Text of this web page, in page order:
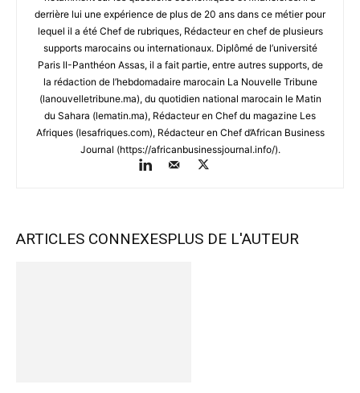
derrière lui une expérience de plus de 20 ans dans ce métier pour
lequel il a été Chef de rubriques, Rédacteur en chef de plusieurs
supports marocains ou internationaux. Diplômé de l’université
Paris II-Panthéon Assas, il a fait partie, entre autres supports, de
la rédaction de l’hebdomadaire marocain La Nouvelle Tribune
(lanouvelletribune.ma), du quotidien national marocain le Matin
du Sahara (lematin.ma), Rédacteur en Chef du magazine Les
Afriques (lesafriques.com), Rédacteur en Chef d’African Business
Journal (https://africanbusinessjournal.info/).
ARTICLES CONNEXESPLUS DE L'AUTEUR